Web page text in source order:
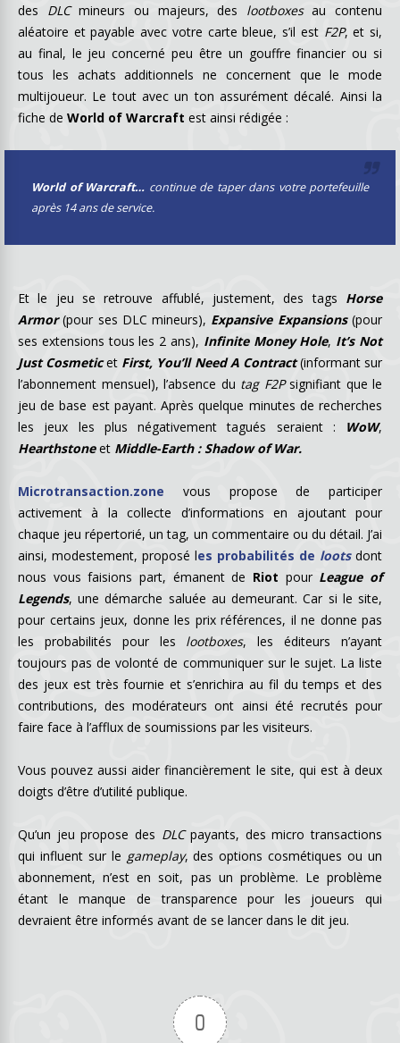
des DLCmineurs ou majeurs, des lootboxesau contenu
aléatoire et payable avec votre carte bleue, s’il est F2P, et si,
au final, le jeu concerné peu être un gouffre financier ou si
tous les achats additionnels ne concernent que le mode
multijoueur. Le tout avec un ton assurément décalé. Ainsi la
fiche de World of Warcraft est ainsi rédigée :
World of Warcraft… continue de taper dans votre portefeuille
après 14 ans de service.
Et le jeu se retrouve affublé, justement, des tags Horse
Armor(pour ses DLC mineurs), Expansive Expansions(pour
ses extensions tous les 2 ans), Infinite Money Hole, It’s Not
Just Cosmeticet First, You’ll Need A Contract(informant sur
l’abonnement mensuel), l’absence du tag F2Psignifiant que le
jeu de base est payant. Après quelque minutes de recherches
les jeux les plus négativement tagués seraient :
WoW,
Hearthstoneet Middle-Earth : Shadow of War.
Microtransaction.zone vous propose de participer
activement à la collecte d’informations en ajoutant pour
chaque jeu répertorié, un tag, un commentaire ou du détail. J’ai
ainsi, modestement, proposé les probabilités de lootsdont
nous vous faisions part, émanent de Riot pour League of
Legends, une démarche saluée au demeurant. Car si le site,
pour certains jeux, donne les prix références, il ne donne pas
les probabilités pour les lootboxes, les éditeurs n’ayant
toujours pas de volonté de communiquer sur le sujet. La liste
des jeux est très fournie et s’enrichira au fil du temps et des
contributions, des modérateurs ont ainsi été recrutés pour
faire face à l’afflux de soumissions par les visiteurs.
Vous pouvez aussi aider financièrement le site, qui est à deux
doigts d’être d’utilité publique.
Qu’un jeu propose des DLCpayants, des micro transactions
qui influent sur le gameplay, des options cosmétiques ou un
abonnement, n’est en soit, pas un problème. Le problème
étant le manque de transparence pour les joueurs qui
devraient être informés avant de se lancer dans le dit jeu.
0